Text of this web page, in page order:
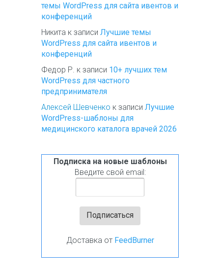
темы WordPress для сайта ивентов и
конференций
Никита к записи Лучшие темы
WordPress для сайта ивентов и
конференций
Федор Р. к записи 10+ лучших тем
WordPress для частного
предпринимателя
Алексей Шевченко к записи Лучшие
WordPress-шаблоны для
медицинского каталога врачей 2026
Подписка на новые шаблоны
Введите свой email:
Доставка от FeedBurner